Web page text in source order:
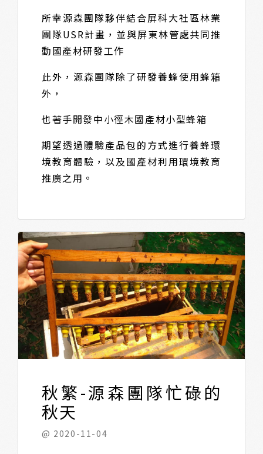
所幸源森團隊夥伴結合屏科大社區林業
團隊USR計畫，並與屏東林管處共同推
動國產材研發工作
此外，源森團隊除了研發養蜂使用蜂箱
外，
也著手開發中小徑木國產材小型蜂箱
期望透過體驗產品包的方式進行養蜂環
境教育體驗，以及國產材利用環境教育
推廣之用。
秋繁-源森團隊忙碌的
秋天
@ 2020-11-04